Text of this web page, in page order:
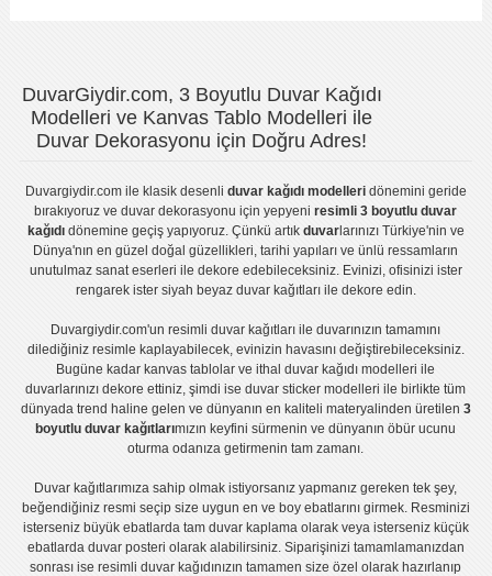
DuvarGiydir.com, 3 Boyutlu Duvar Kağıdı
Modelleri ve Kanvas Tablo Modelleri ile
Duvar Dekorasyonu için Doğru Adres!
Duvargiydir.comile klasik desenli duvar kağıdı modelleridönemini geride
bırakıyoruz veduvar dekorasyonu için yepyeniresimli 3 boyutlu duvar
kağıdıdönemine geçiş yapıyoruz. Çünkü artık duvarlarınızı Türkiye'nin ve
Dünya'nın en güzel doğal güzellikleri, tarihi yapıları ve ünlü ressamların
unutulmaz sanat eserleri ile dekore edebileceksiniz. Evinizi, ofisinizi ister
rengarek ister siyah beyaz duvar kağıtlarıile dekore edin.
Duvargiydir.com'unresimli duvar kağıtları ile duvarınızın tamamını
dilediğiniz resimle kaplayabilecek, evinizin havasını değiştirebileceksiniz.
Bugüne kadar kanvas tablo lar veithal duvar kağıdı modelleri ile
duvarlarınızı dekore ettiniz, şimdi iseduvar sticker modelleri ile birlikte tüm
dünyada trend haline gelen ve dünyanın en kaliteli materyalinden üretilen 3
boyutlu duvar kağıtlarımızın keyfini sürmenin ve dünyanın öbür ucunu
oturma odanıza getirmenin tam zamanı.
Duvar kağıtlarımıza sahip olmak istiyorsanız yapmanız gereken tek şey,
beğendiğiniz resmi seçip size uygun en ve boy ebatlarını girmek. Resminizi
isterseniz büyük ebatlarda tam duvar kaplamaolarak veya isterseniz küçük
ebatlarda duvar posteri olarak alabilirsiniz. Siparişinizi tamamlamanızdan
sonrası iseresimli duvar kağıdınızın tamamen size özel olarak hazırlanıp